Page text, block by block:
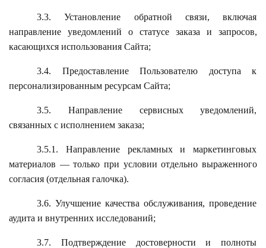
3.3. Установление обратной связи, включая
направление уведомлений о статусе заказа и запросов,
касающихся использования Сайта;
3.4. Предоставление Пользователю доступа к
персонализированным ресурсам Сайта;
3.5. Направление сервисных уведомлений,
связанных с исполнением заказа;
3.5.1. Направление рекламных и маркетинговых
материалов — только при условии отдельно выраженного
согласия (отдельная галочка).
3.6. Улучшение качества обслуживания, проведение
аудита и внутренних исследований;
3.7. Подтверждение достоверности и полноты